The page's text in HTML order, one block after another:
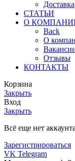
Доставка
СТАТЬИ
О
Back
О
Отзывы
КОНТАКТЫ
Корзина
Закрыть
Вход
Закрыть
Всё еще нет
Зарегистрироваться
VK Telegram